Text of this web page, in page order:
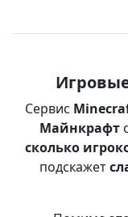
Сервис
Майнкрафт
сколько
подскажет